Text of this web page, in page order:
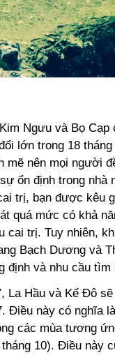
Ngưu và Bọ
lớn trong 18
mẽ nên mọi người
ổn định trong nhà
trị, bạn được kêu
quá mức có khả
cai trị. Tuy nhiên,
Bạch Dương và
định và nhu cầu
La Hầu và Kế Đô
Điều này có nghĩa
các mùa tương
10). Điều này